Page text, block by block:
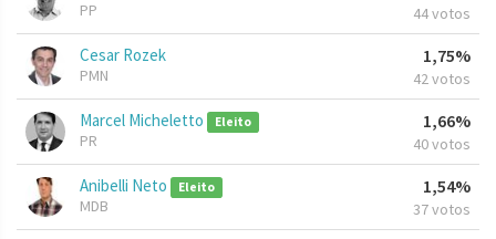
PP 44 votos
Cesar Rozek
PMN
1,75%
42 votos
Marcel Micheletto Eleito
PR
1,66%
40 votos
Anibelli Neto Eleito
MDB
1,54%
37 votos